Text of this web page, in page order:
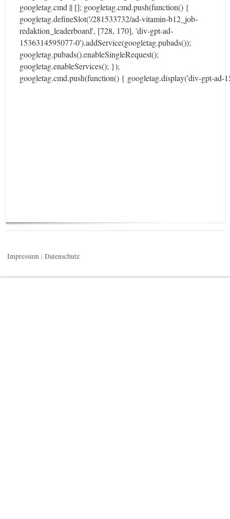
googletag.cmd || []; googletag.cmd.push(function() {
googletag.defineSlot('/281533732/ad-vitamin-b12_job-
redaktion_leaderboard', [728, 170], 'div-gpt-ad-
1536314595077-0').addService(googletag.pubads());
googletag.pubads().enableSingleRequest();
googletag.enableServices(); });
googletag.cmd.push(function() { googletag.display('div-gpt-ad-
Impressum Datenschutz